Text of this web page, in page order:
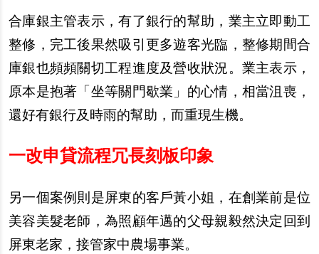
合庫銀主管表示，有了銀行的幫助，業主立即動工
整修，完工後果然吸引更多遊客光臨，整修期間合
庫銀也頻頻關切工程進度及營收狀況。業主表示，
原本是抱著「坐等關門歇業」的心情，相當沮喪，
還好有銀行及時雨的幫助，而重現生機。
一改申貸流程冗長刻板印象
另一個案例則是屏東的客戶黃小姐，在創業前是位
美容美髮老師，為照顧年邁的父母親毅然決定回到
屏東老家，接管家中農場事業。